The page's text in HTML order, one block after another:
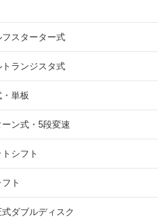
フスターター式
トランジスタ式
単板
ーン式・5段変速
トシフト
ト
ダブルディスク